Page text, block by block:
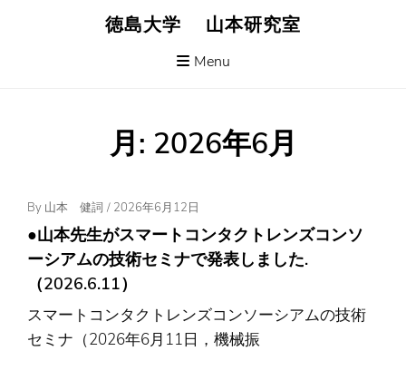
徳島大学 山本研究室
Menu
月: 2026年6月
By 山本 健詞 / Posted
On
2026年6月12日
●山本先生がスマートコンタクトレンズコンソ
ーシアムの技術セミナで発表しました.
（2026.6.11）
スマートコンタクトレンズコンソーシアムの技術
セミナ（2026年6月11日，機械振